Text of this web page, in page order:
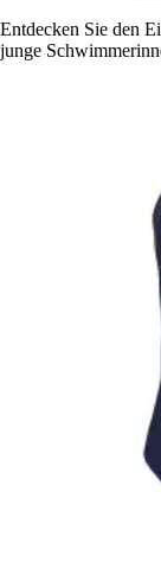
Entdecken Sie den
junge